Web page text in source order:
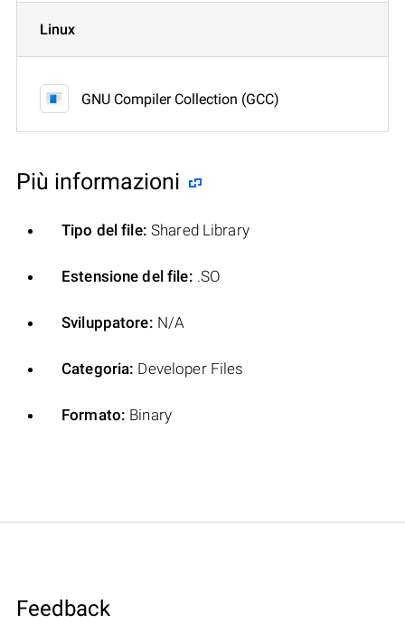
Linux
GNU Compiler Collection (GCC)
Più informazioni
Tipo del file: Shared Library
Estensione del file: .SO
Sviluppatore: N/A
Categoria: Developer Files
Formato: Binary
Feedback